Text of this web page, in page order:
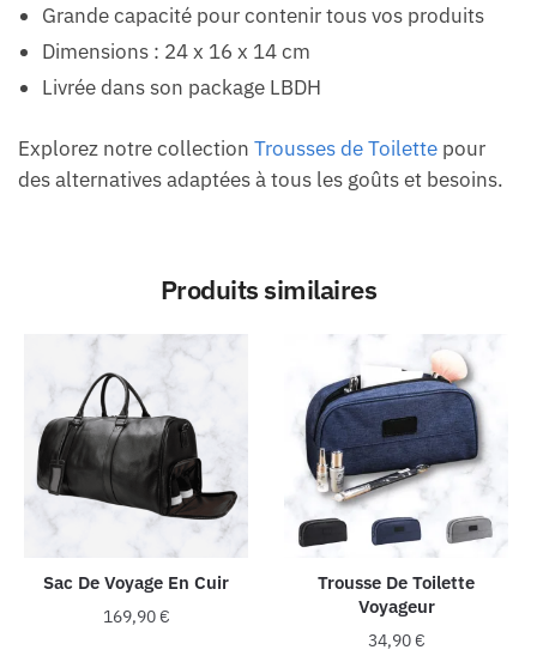
Grande capacité pour contenir tous vos produits
Dimensions : 24 x 16 x 14 cm
Livrée dans son package LBDH
Explorez notre collection Trousses de Toilette pour
des alternatives adaptées à tous les goûts et besoins.
Produits similaires
Sac De Voyage En Cuir
169,90€
Trousse De Toilette
Voyageur
34,90€